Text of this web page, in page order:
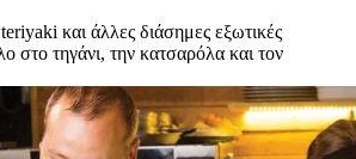
και άλλες διάσημες εξωτικές
στο τηγάνι, την κατσαρόλα και τον